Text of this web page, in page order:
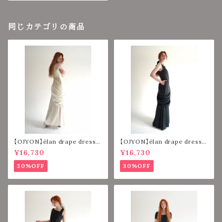
同じカテゴリの商品
【OJYON】élan drape dress
【BEIGE】
¥16,730
30%OFF
【OJYON】élan drape dress
【CHACOAL】
¥16,730
30%OFF